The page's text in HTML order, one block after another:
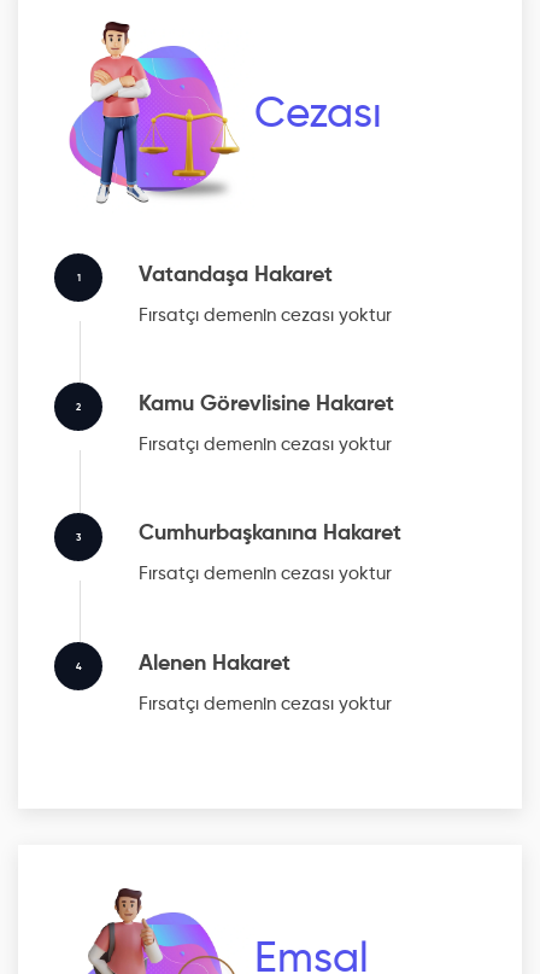
Cezası
1 Vatandaşa Hakaret
Fırsatçı demenin cezası yoktur
2 Kamu Görevlisine Hakaret
Fırsatçı demenin cezası yoktur
3 Cumhurbaşkanına Hakaret
Fırsatçı demenin cezası yoktur
4 Alenen Hakaret
Fırsatçı demenin cezası yoktur
Emsal